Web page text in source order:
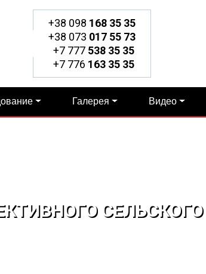
+38 098 168 35 35
+38 073 017 55 73
+7 777 538 35 35
+7 776 163 35 35
Галерея Видео
СЕЛЬСКОГО